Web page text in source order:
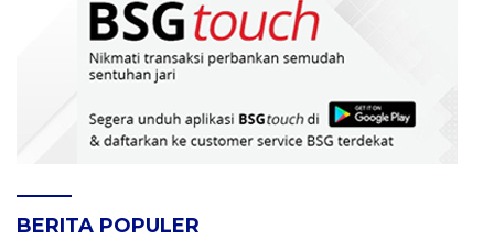
BERITA POPULER